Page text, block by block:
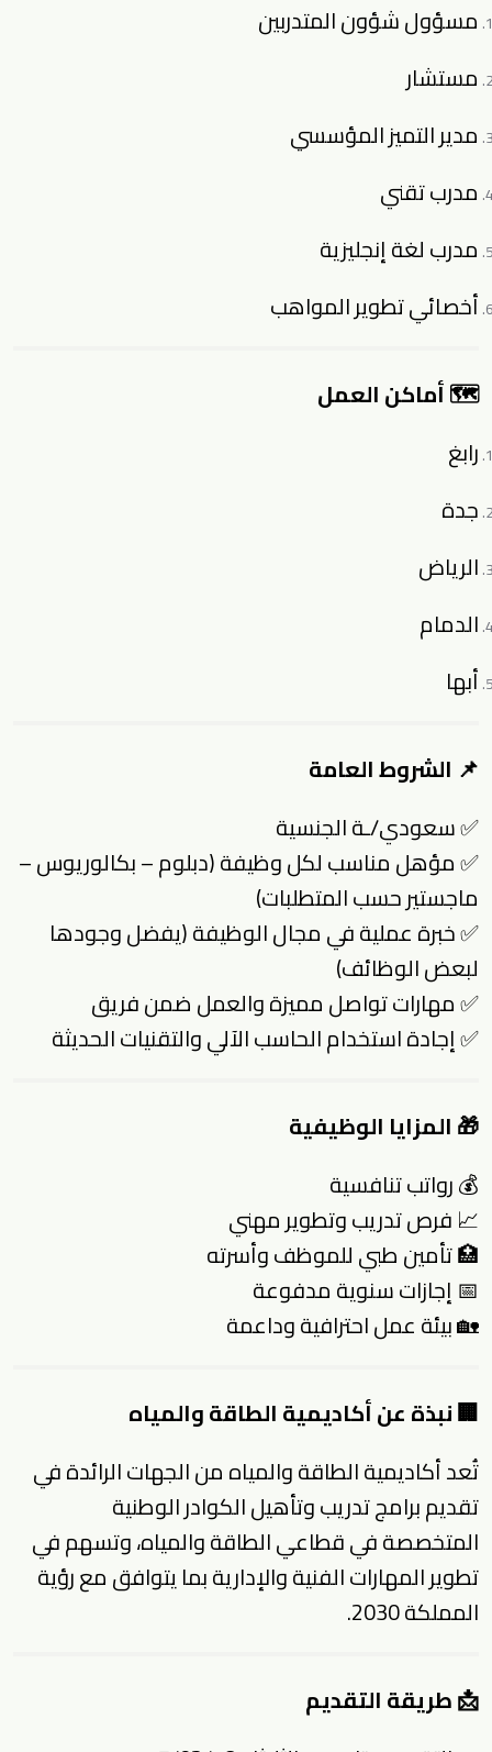
مسؤول شؤون المتدربين
مستشار
مدير التميز المؤسسي
مدرب تقني
مدرب لغة إنجليزية
أخصائي تطوير المواهب
🗺 أماكن العمل
رابغ
جدة
الرياض
الدمام
أبها
📌 الشروط العامة
✅ سعودي/ـة الجنسية
✅ مؤهل مناسب لكل وظيفة (دبلوم – بكالوريوس –
ماجستير حسب المتطلبات)
✅ خبرة عملية في مجال الوظيفة (يفضل وجودها
لبعض الوظائف)
✅ مهارات تواصل مميزة والعمل ضمن فريق
✅ إجادة استخدام الحاسب الآلي والتقنيات الحديثة
🎁 المزايا الوظيفية
💰 رواتب تنافسية
📈 فرص تدريب وتطوير مهني
🏥 تأمين طبي للموظف وأسرته
📅 إجازات سنوية مدفوعة
🏡 بيئة عمل احترافية وداعمة
🏢 نبذة عن أكاديمية الطاقة والمياه
تُعد أكاديمية الطاقة والمياه من الجهات الرائدة في
تقديم برامج تدريب وتأهيل الكوادر الوطنية
المتخصصة في قطاعي الطاقة والمياه، وتسهم في
تطوير المهارات الفنية والإدارية بما يتوافق مع رؤية
المملكة 2030.
📩 طريقة التقديم